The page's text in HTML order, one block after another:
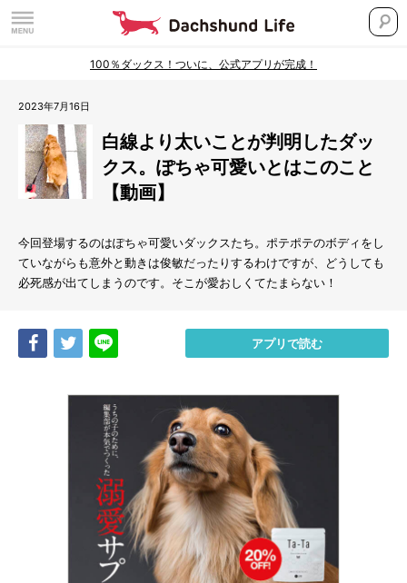
100％ダックス！ついに、公式アプリが完成！
2023年7月16日
白線より太いことが判明したダッ
クス。ぽちゃ可愛いとはこのこと
【動画】
今回登場するのはぽちゃ可愛いダックスたち。ポテポテのボディをし
ていながらも意外と動きは俊敏だったりするわけですが、どうしても
必死感が出てしまうのです。そこが愛おしくてたまらない！
Share Tweet アプリで読む